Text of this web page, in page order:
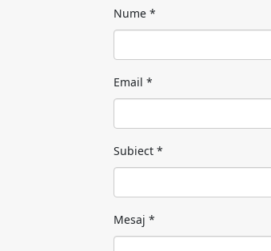
Nume*
Email *
Subiect*
Mesaj *